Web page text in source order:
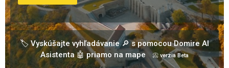
🏷️ Vyskúšajte vyhľadávanie 🔎 s pomocou Domire AI
Asistenta 🤖 priamo na mape
📀 verzia Beta